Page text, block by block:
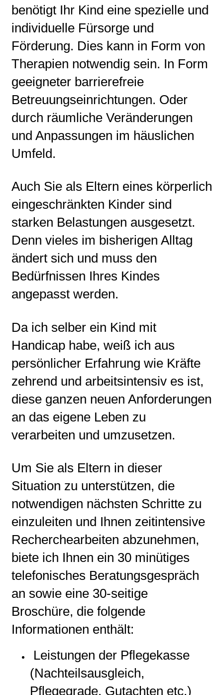
benötigt Ihr Kind eine spezielle und
individuelle Fürsorge und
Förderung. Dies kann in Form von
Therapien notwendig sein. In Form
geeigneter barrierefreie
Betreuungseinrichtungen. Oder
durch räumliche Veränderungen
und Anpassungen im häuslichen
Umfeld.
Auch Sie als Eltern eines körperlich
eingeschränkten Kinder sind
starken Belastungen ausgesetzt.
Denn vieles im bisherigen Alltag
ändert sich und muss den
Bedürfnissen Ihres Kindes
angepasst werden.
Da ich selber ein Kind mit
Handicap habe, weiß ich aus
persönlicher Erfahrung wie Kräfte
zehrend und arbeitsintensiv es ist,
diese ganzen neuen Anforderungen
an das eigene Leben zu
verarbeiten und umzusetzen.
Um Sie als Eltern in dieser
Situation zu unterstützen, die
notwendigen nächsten Schritte zu
einzuleiten und Ihnen zeitintensive
Recherchearbeiten abzunehmen,
biete ich Ihnen ein 30 minütiges
telefonisches Beratungsgespräch
an sowie eine 30-seitige
Broschüre, die folgende
Informationen enthält:
Leistungen der Pflegekasse
(Nachteilsausgleich,
Pflegegrade, Gutachten etc.)